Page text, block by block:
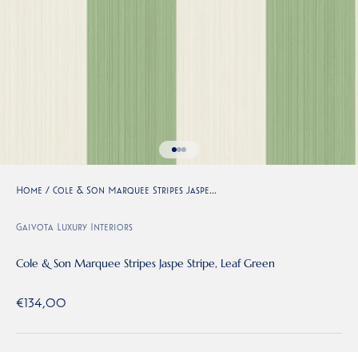
Naar artikel 1
Naar artikel 2
Home / Cole & Son Marquee Stripes Jaspe...
Gaivota Luxury Interiors
Cole & Son Marquee Stripes Jaspe Stripe, Leaf Green
Aanbiedingsprijs
€134,00